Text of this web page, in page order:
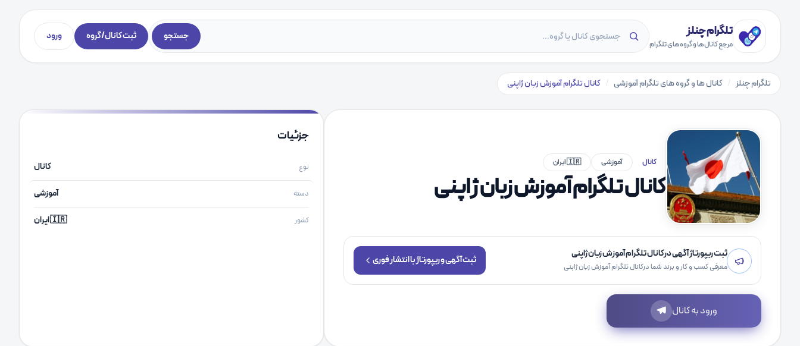
تلگرام چنلز
مرجع کانال‌ها و گروه‌های تلگرام
جستجو ثبت کانال/گروه ورود
تلگرام چنلز / کانال ها و گروه های تلگرام آموزشی / کانال تلگرام آموزش زبان ژاپنی
کانال آموزشی 🇮🇷 ایران
کانال تلگرام آموزش زبان ژاپنی
ثبت ریپورتاژ آگهی درکانال تلگرام آموزش زبان ژاپنی
معرفی کسب و کار و برند شما درکانال تلگرام آموزش زبان ژاپنی
ثبت آگهی و ریپورتاژ با انتشار فوری
ورود به کانال
جزئیات
نوع کانال
دسته آموزشی
کشور 🇮🇷 ایران